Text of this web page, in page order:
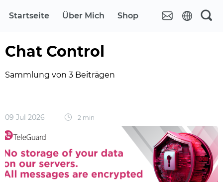
Startseite Über Mich Shop
Chat Control
Sammlung von 3 Beiträgen
09 Jul 2026 2 min